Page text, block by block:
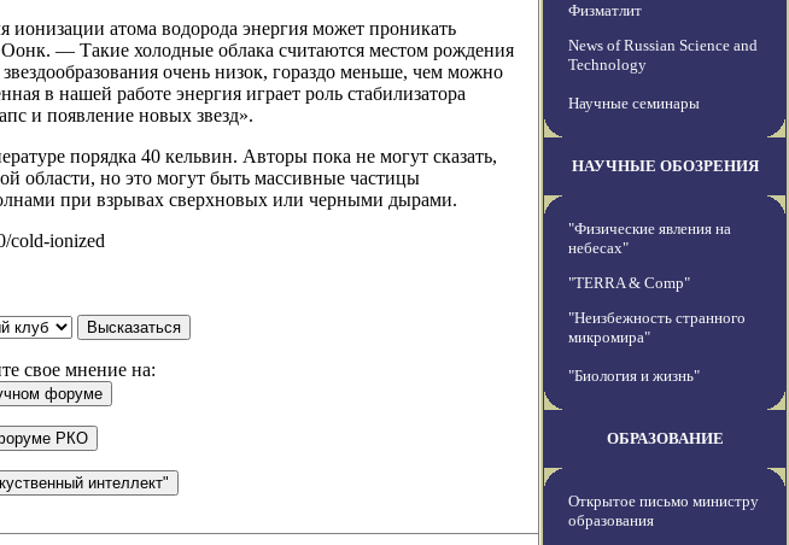
ионизации атома водорода энергия может проникать
— Такие холодные облака считаются местом рождения
очень низок, гораздо меньше, чем можно
в нашей работе энергия играет роль стабилизатора
и появление новых звезд».
порядка 40 кельвин. Авторы пока не могут сказать,
области, но это могут быть массивные частицы
при взрывах сверхновых или черными дырами.
cold-ionized
свое мнение на:
Физматлит
News of Russian Science and
Technology
Научные семинары
НАУЧНЫЕ ОБОЗРЕНИЯ
"Физические явления на
небесах"
"TERRA & Comp"
"Неизбежность странного
микромира"
"Биология и жизнь"
ОБРАЗОВАНИЕ
Открытое письмо министру
образования